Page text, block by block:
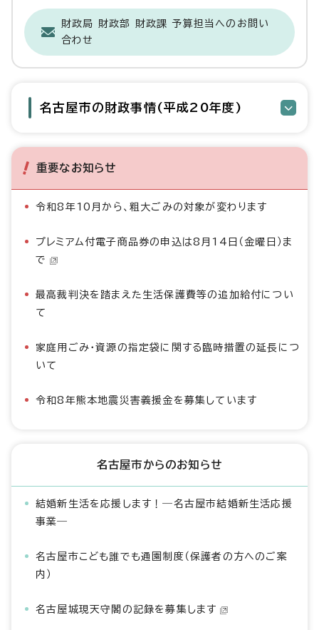
財政局 財政部 財政課 予算担当へのお問い
合わせ
名古屋市の財政事情(平成20年度)
重要なお知らせ
令和8年10月から、粗大ごみの対象が変わります
プレミアム付電子商品券の申込は8月14日（金曜日）ま
で
最高裁判決を踏まえた生活保護費等の追加給付につい
て
家庭用ごみ・資源の指定袋に関する臨時措置の延長につ
いて
令和8年熊本地震災害義援金を募集しています
名古屋市からのお知らせ
結婚新生活を応援します！―名古屋市結婚新生活応援
事業―
名古屋市こども誰でも通園制度（保護者の方へのご案
内）
名古屋城現天守閣の記録を募集します